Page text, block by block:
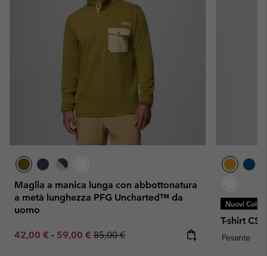
Maglia a manica lunga con abbottonatura
a metà lunghezza PFG Uncharted™ da
uomo
Minimum sale price:
42,00 € - Maximum sale price:
59,00 € Regular price:
85,00 €
Nuovi Colori
T-shirt
Pesante